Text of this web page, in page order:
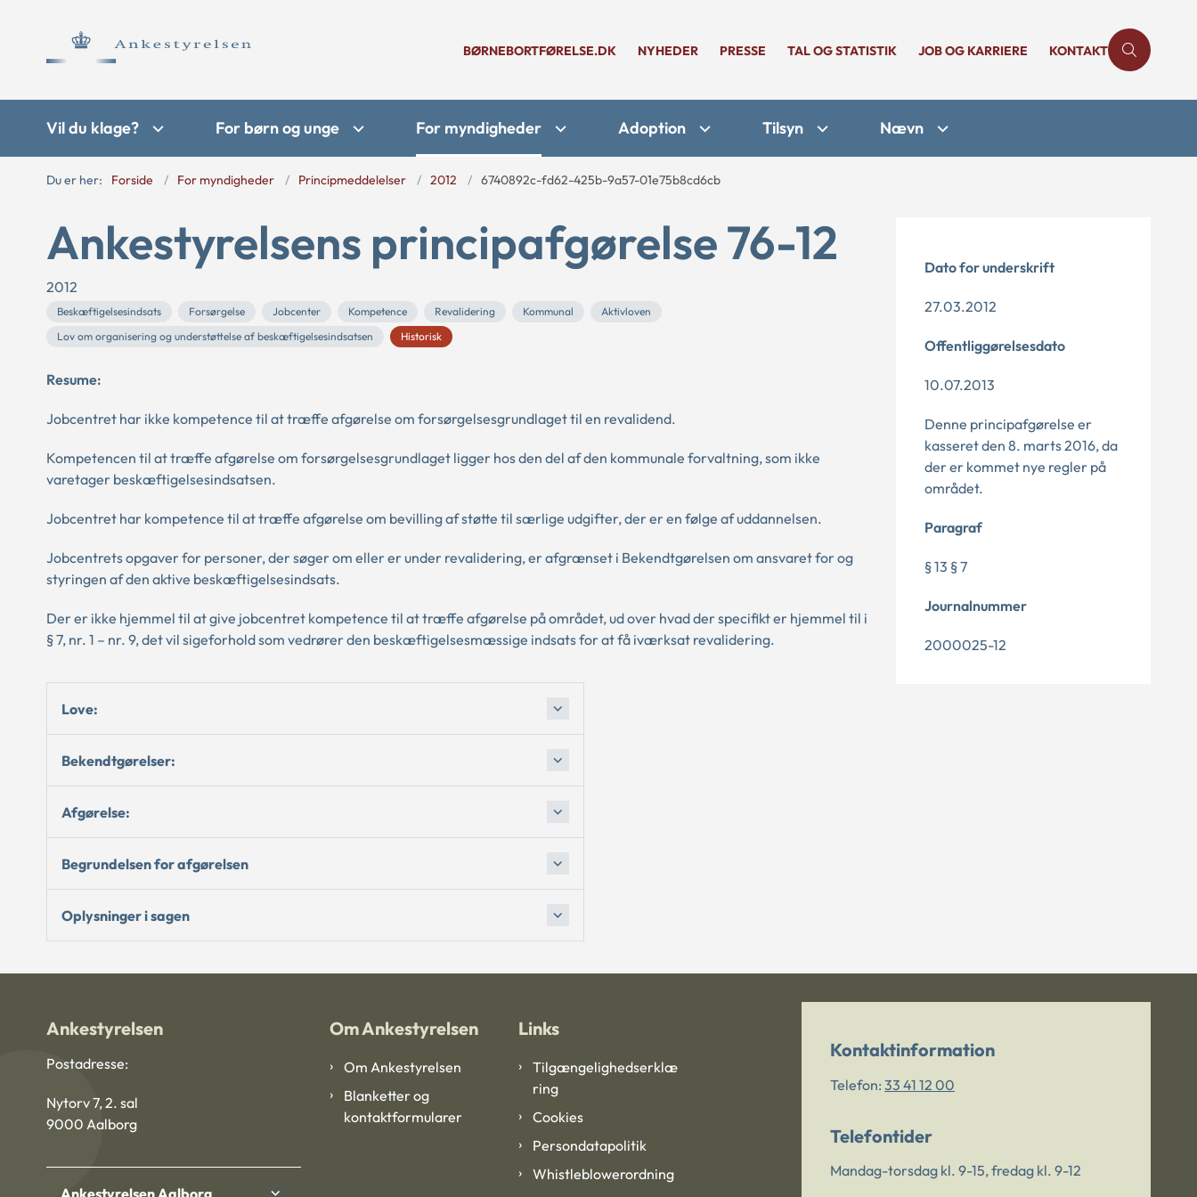
BØRNEBORTFØRELSE.DK NYHEDER PRESSE TAL OG STATISTIK JOB OG KARRIERE KONTAKT
Vil du klage? For børn og unge For myndigheder Adoption Tilsyn Nævn
Du er her: Forside For myndigheder Principmeddelelser 2012 6740892c-fd62-425b-9a57-01e75b8cd6cb
Ankestyrelsens principafgørelse 76-12
2012
Beskæftigelsesindsats Forsørgelse Jobcenter Kompetence Revalidering Kommunal
Aktivloven
Lov om organisering og understøttelse af beskæftigelsesindsatsen
Historisk
Resume:
Jobcentret har ikke kompetence til at træffe afgørelse om forsørgelsesgrundlaget til en revalidend.
Kompetencen til at træffe afgørelse om forsørgelsesgrundlaget ligger hos den del af den kommunale forvaltning, som ikke
varetager beskæftigelsesindsatsen.
Jobcentret har kompetence til at træffe afgørelse om bevilling af støtte til særlige udgifter, der er en følge af uddannelsen.
Jobcentrets opgaver for personer, der søger om eller er under revalidering, er afgrænset i Bekendtgørelsen om ansvaret for og
styringen af den aktive beskæftigelsesindsats.
Der er ikke hjemmel til at give jobcentret kompetence til at træffe afgørelse på området, ud over hvad der specifikt er hjemmel til i
§ 7, nr. 1 – nr. 9, det vil sigeforhold som vedrører den beskæftigelsesmæssige indsats for at få iværksat revalidering.
Love:
Bekendtgørelser:
Afgørelse:
Begrundelsen for afgørelsen
Oplysninger i sagen
Dato for underskrift
27.03.2012
Offentliggørelsesdato
10.07.2013
Denne principafgørelse er
kasseret den 8. marts 2016, da
der er kommet nye regler på
området.
Paragraf
§ 13 § 7
Journalnummer
2000025-12
Ankestyrelsen
Postadresse:
Nytorv 7, 2. sal
9000 Aalborg
Ankestyrelsen Aalborg
Om Ankestyrelsen
Om Ankestyrelsen
Blanketter og
kontaktformularer
Links
Tilgængelighedserklæ
ring
Cookies
Persondatapolitik
Whistleblowerordning
Kontaktinformation
Telefon: 33 41 12 00
Telefontider
Mandag-torsdag kl. 9-15, fredag kl. 9-12